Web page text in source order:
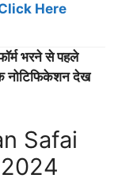
Here
भरने से पहले
नोटिफिकेशन देख
Safai